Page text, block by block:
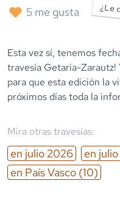
5 me gusta ¿Le
Esta vez sí, tenemos
travesía Getaria-Zarautz!
para que esta edición la
próximos días toda la
Mira otras travesías:
en julio 2026 en julio
en País Vasco (10)